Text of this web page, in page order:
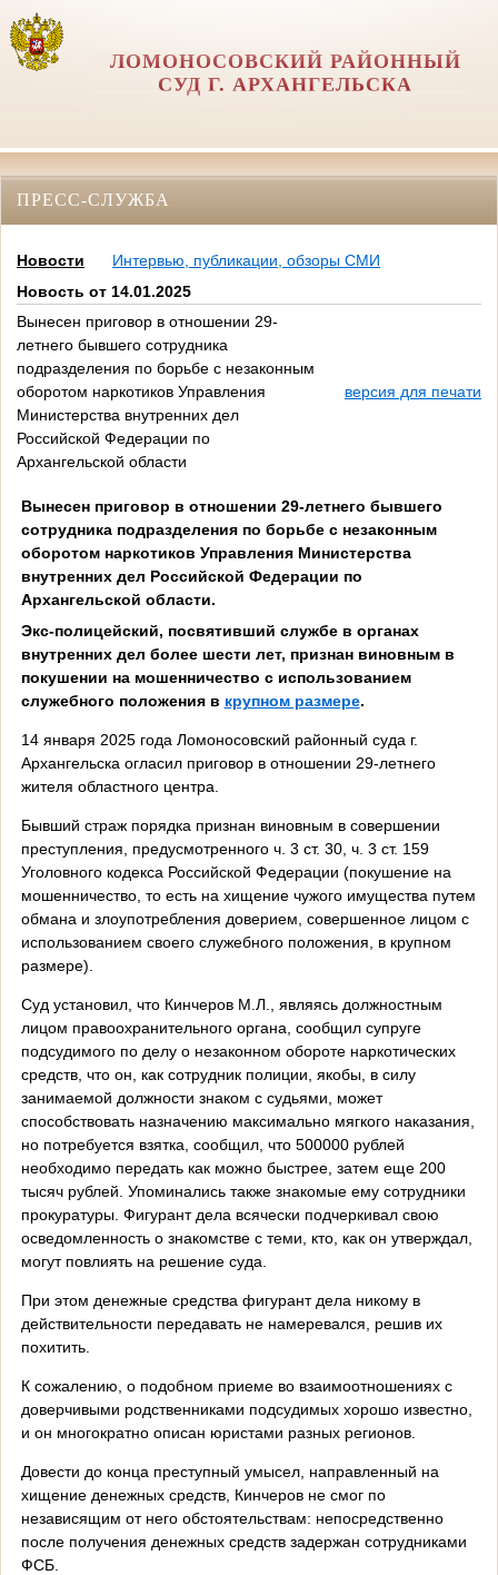
ЛОМОНОСОВСКИЙ РАЙОННЫЙ
СУД Г. АРХАНГЕЛЬСКА
ПРЕСС-СЛУЖБА
Новости
Интервью, публикации, обзоры СМИ
Новость от 14.01.2025
Вынесен приговор в отношении 29-
летнего бывшего сотрудника
подразделения по борьбе с незаконным
оборотом наркотиков Управления
Министерства внутренних дел
Российской Федерации по
Архангельской области
версия для печати
Вынесен приговор в отношении 29-летнего бывшего
сотрудника подразделения по борьбе с незаконным
оборотом наркотиков Управления Министерства
внутренних дел Российской Федерации по
Архангельской области.
Экс-полицейский, посвятивший службе в органах
внутренних дел более шести лет, признан виновным в
покушении на мошенничество с использованием
служебного положенияв крупном размере.
14 января 2025 года Ломоносовский районный суда г.
Архангельска огласил приговор в отношении 29-летнего
жителя областного центра.
Бывший страж порядка признан виновным в совершении
преступления, предусмотренного ч. 3 ст. 30, ч. 3 ст. 159
Уголовного кодекса Российской Федерации (покушение на
мошенничество, то есть на хищение чужого имущества путем
обмана и злоупотребления доверием, совершенное лицом с
использованием своего служебного положения, в крупном
размере).
Суд установил, что Кинчеров М.Л., являясь должностным
лицом правоохранительного органа, сообщил супруге
подсудимого по делу о незаконном обороте наркотических
средств, что он, как сотрудник полиции, якобы, в силу
занимаемой должности знаком с судьями, может
способствовать назначению максимально мягкого наказания,
но потребуется взятка, сообщил, что 500000 рублей
необходимо передать как можно быстрее, затем еще 200
тысяч рублей. Упоминались также знакомые ему сотрудники
прокуратуры. Фигурант дела всячески подчеркивал свою
осведомленность о знакомстве с теми, кто, как он утверждал,
могут повлиять на решение суда.
При этом денежные средства фигурант дела никому в
действительности передавать не намеревался, решив их
похитить.
К сожалению, о подобном приеме во взаимоотношениях с
доверчивыми родственниками подсудимых хорошо известно,
и он многократно описан юристами разных регионов.
Довести до конца преступный умысел, направленный на
хищение денежных средств, Кинчеров не смог по
независящим от него обстоятельствам: непосредственно
после получения денежных средств задержан сотрудниками
ФСБ.